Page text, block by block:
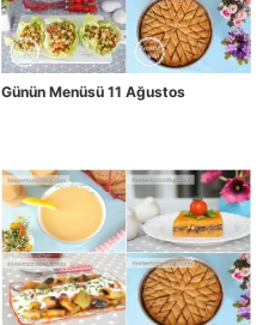
Günün Menüsü 11 Ağustos